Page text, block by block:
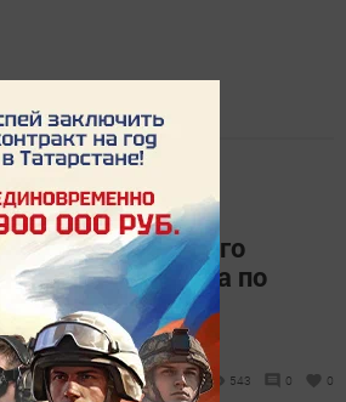
рамках дорожного
работа по
в
районе
- 08:34 543 0 0